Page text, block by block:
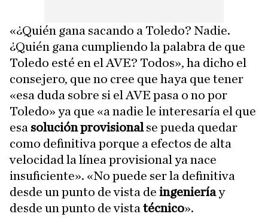
«¿Quién gana sacando a Toledo? Nadie.
¿Quién gana cumpliendo la palabra de que
Toledo esté en el AVE? Todos», ha dicho el
consejero, que no cree que haya que tener
«esa duda sobre si el AVE pasa o no por
Toledo» ya que «a nadie le interesaría el que
esa solución provisionalse pueda quedar
como definitiva porque a efectos de alta
velocidad la línea provisional ya nace
insuficiente». «No puede ser la definitiva
desde un punto de vista de ingenieríay
desde un punto de vista técnico».